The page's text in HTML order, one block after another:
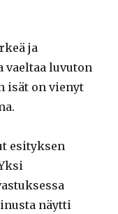
ja
vaeltaa luvuton
isät on vienyt
esityksen
näytti